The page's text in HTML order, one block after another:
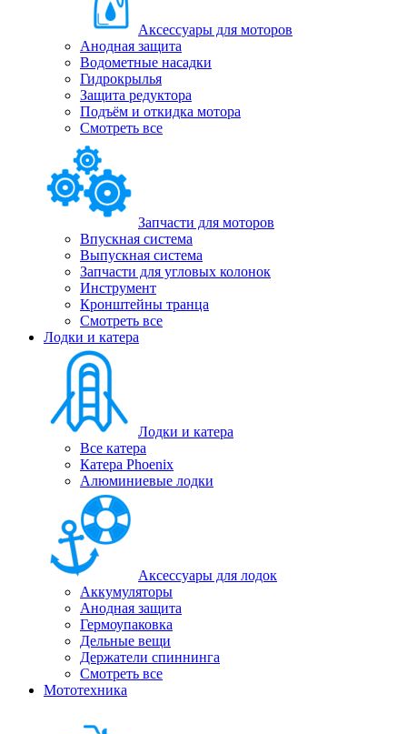
Аксессуары для моторов
Анодная защита
Водометные насадки
Гидрокрылья
Защита редуктора
Подъём и откидка мотора
Смотреть все
Запчасти для моторов
Впускная система
Выпускная система
Запчасти для угловых колонок
Инструмент
Кронштейны транца
Смотреть все
Лодки и катера
Лодки и катера
Все катера
Катера Phoenix
Алюминиевые лодки
Аксессуары для лодок
Аккумуляторы
Анодная защита
Гермоупаковка
Дельные вещи
Держатели спиннинга
Смотреть все
Мототехника